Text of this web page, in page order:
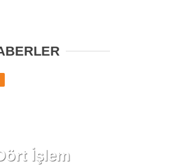
Stablecoin Haberleri
İşlem